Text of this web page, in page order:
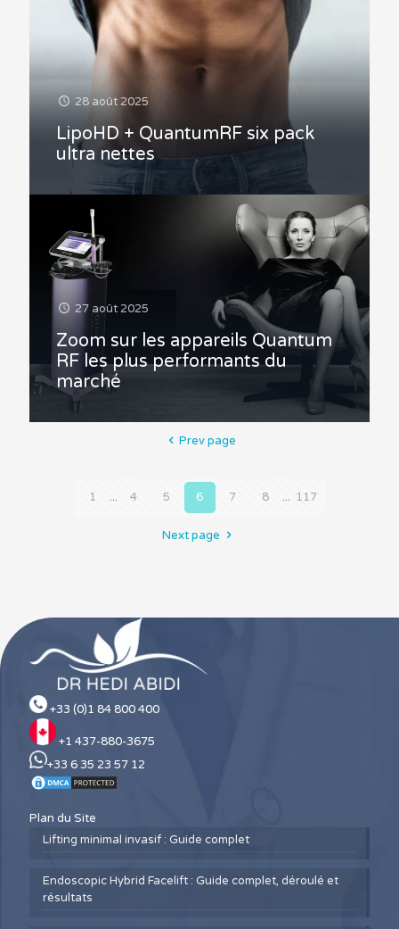
28 août 2025
LipoHD + QuantumRF six pack
ultra nettes
27 août 2025
Zoom sur les appareils Quantum
RF les plus performants du
marché
Prev page
1 ... 4 5 6 7 8 ... 117
Next page
+33 (0)1 84 800 400
+1 437-880-3675
+33 6 35 23 57 12
Plan du Site
Lifting minimal invasif : Guide complet
Endoscopic Hybrid Facelift : Guide complet, déroulé et
résultats